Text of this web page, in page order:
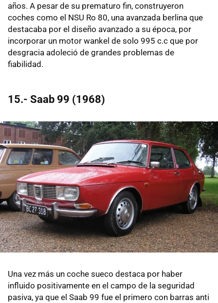
años. A pesar de su prematuro fin, construyeron
coches como el NSU Ro 80, una avanzada berlina que
destacaba por el diseño avanzado a su época, por
incorporar un motor wankel de solo 995 c.c que por
desgracia adoleció de grandes problemas de
fiabilidad.
15.- Saab 99 (1968)
Una vez más un coche sueco destaca por haber
influido positivamente en el campo de la seguridad
pasiva, ya que el Saab 99 fue el primero con barras anti